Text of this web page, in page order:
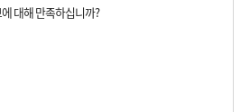
대해 만족하십니까?